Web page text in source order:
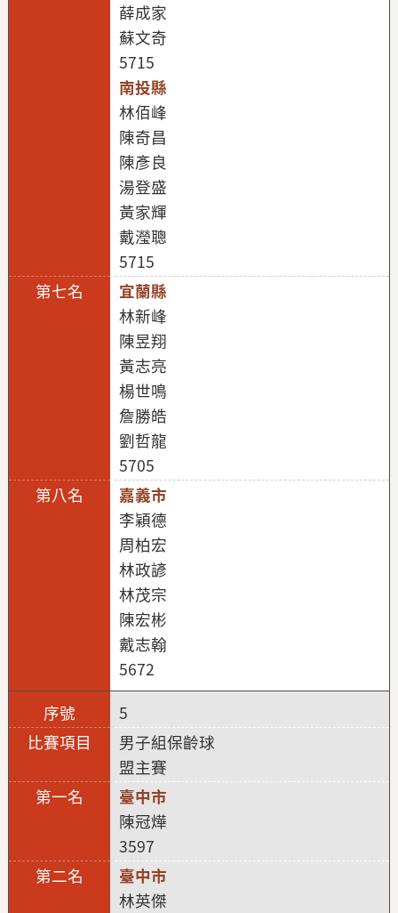
薛成家
蘇文奇
5715
南投縣
林佰峰
陳奇昌
陳彥良
湯登盛
黃家輝
戴瀅聰
5715
宜蘭縣
林新峰
陳昱翔
黃志亮
楊世鳴
詹勝皓
劉哲龍
5705
嘉義市
李穎德
周柏宏
林政諺
林茂宗
陳宏彬
戴志翰
5672
5
男子組保齡球
盟主賽
臺中市
陳冠燁
3597
臺中市
林英傑